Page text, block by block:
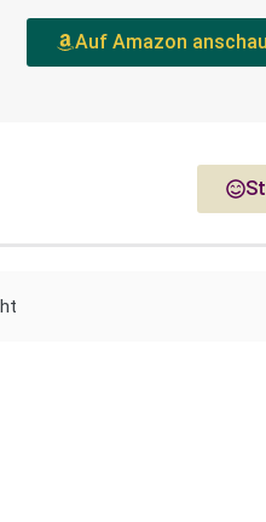
Auf Amazon